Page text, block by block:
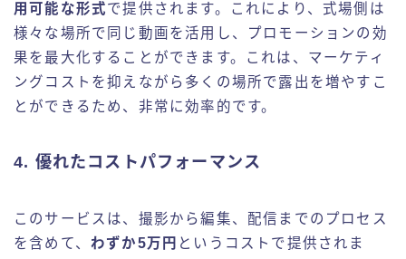
用可能な形式で提供されます。これにより、式場側は
様々な場所で同じ動画を活用し、プロモーションの効
果を最大化することができます。これは、マーケティ
ングコストを抑えながら多くの場所で露出を増やすこ
とができるため、非常に効率的です。
4. 優れたコストパフォーマンス
このサービスは、撮影から編集、配信までのプロセス
を含めて、 わずか5万円 というコストで提供されま